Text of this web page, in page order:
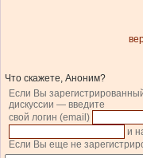
Что скажете, Аноним?
Если Вы
дискуссии — введите
свой логин (email)
и
Если Вы еще не